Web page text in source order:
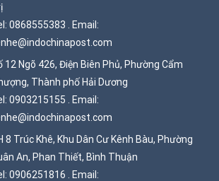
0868555383 . Email:
12 Ngõ 426, Điện Biên Phủ, Phường Cẩm
Thành phố Hải Dương
0903215155 . Email:
8 Trúc Khê, Khu Dân Cư Kênh Bàu, Phường
An, Phan Thiết, Bình Thuận
0906251816 . Email: